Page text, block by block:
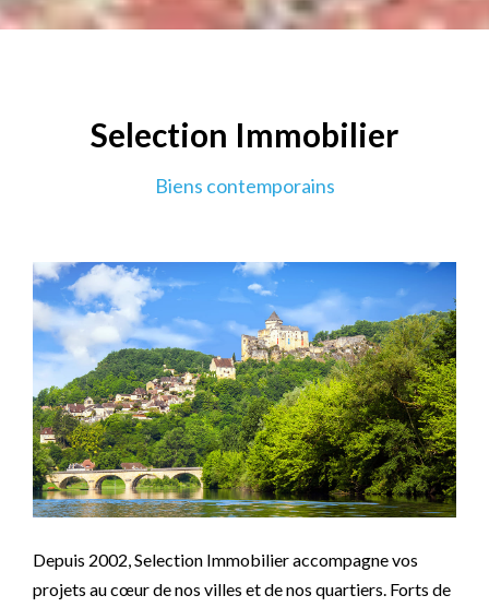
Selection Immobilier
Biens contemporains
Depuis 2002, Selection Immobilier accompagne vos
projets au cœur de nos villes et de nos quartiers. Forts de